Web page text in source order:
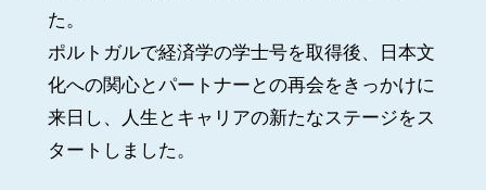
た。
ポルトガルで経済学の学士号を取得後、日本文
化への関心とパートナーとの再会をきっかけに
来日し、人生とキャリアの新たなステージをス
タートしました。